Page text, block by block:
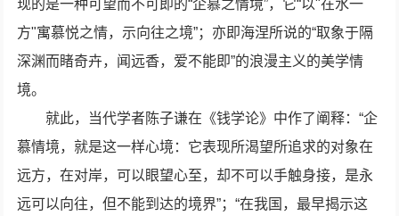
现的是一种可望而不可即的“企慕之情境”，它“以"在水一
方"寓慕悦之情，示向往之境”；亦即海涅所说的“取象于隔
深渊而睹奇卉，闻远香，爱不能即”的浪漫主义的美学情
境。
就此，当代学者陈子谦在《钱学论》中作了阐释：“企
慕情境，就是这一样心境：它表现所渴望所追求的对象在
远方，在对岸，可以眼望心至，却不可以手触身接，是永
远可以向往，但不能到达的境界”；“在我国，最早揭示这